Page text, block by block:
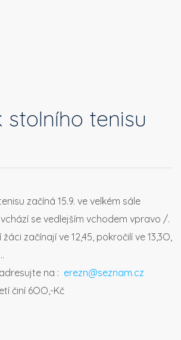
stolního tenisu
začíná 15.9. ve velkém sále
se vedlejším vchodem vpravo /.
začínají ve 12,45, pokročilí ve 13,3O,
na : erezn@seznam.cz
činí 6OO,-Kč